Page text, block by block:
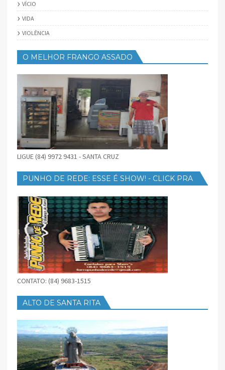
VÍCIO
VIDA
VIOLÊNCIA
O MELHOR FRANGO ASSADO
LIGUE (84) 9972 9431 - SANTA CRUZ
PUNHO DE REDE: ESSE É SHOW! - CLICK PRA
CONTATO: (84) 9683-1515
ALTO DE SANTA RITA